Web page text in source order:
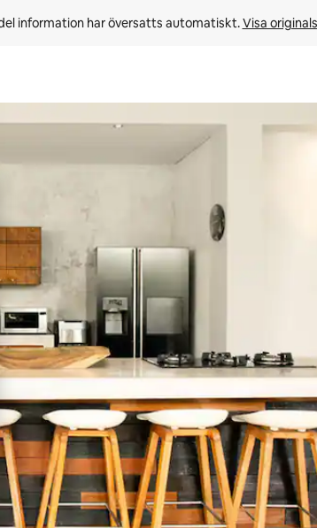
information har översatts automatiskt. Visa
nedåtpilarna eller utforska genom att trycka eller